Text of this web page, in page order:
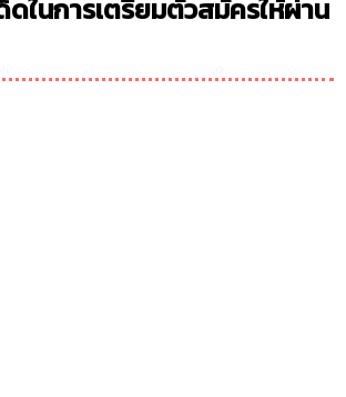
ดในการเตรียมตัวสมัครให้ผ่าน